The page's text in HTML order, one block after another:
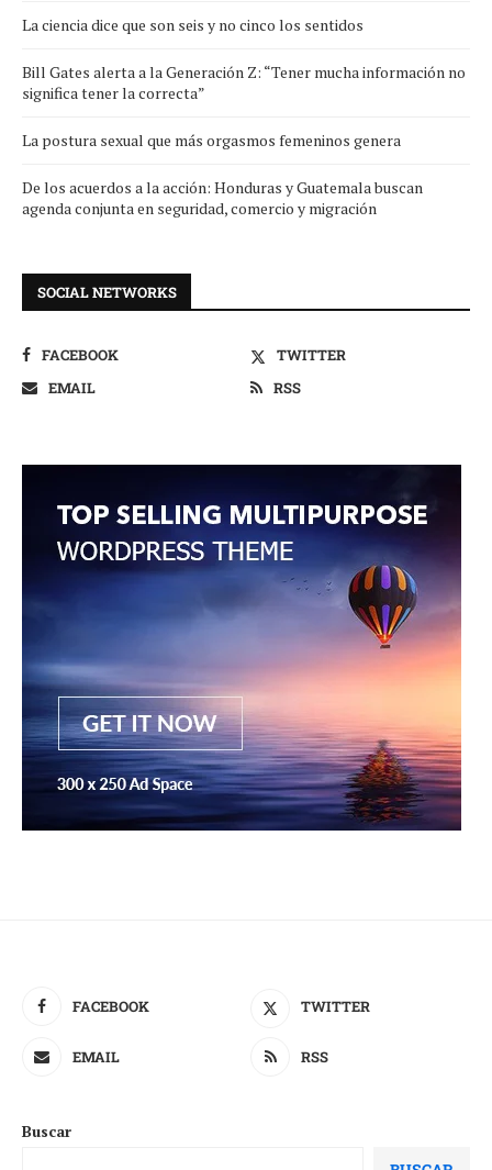
La ciencia dice que son seis y no cinco los sentidos
Bill Gates alerta a la Generación Z: “Tener mucha información no
significa tener la correcta”
La postura sexual que más orgasmos femeninos genera
De los acuerdos a la acción: Honduras y Guatemala buscan
agenda conjunta en seguridad, comercio y migración
SOCIAL NETWORKS
FACEBOOK
TWITTER
EMAIL
RSS
FACEBOOK TWITTER
EMAIL RSS
Buscar